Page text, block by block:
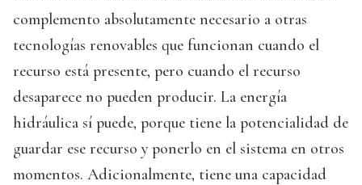
complemento absolutamente necesario a otras
tecnologías renovables que funcionan cuando el
recurso está presente, pero cuando el recurso
desaparece no pueden producir. La energía
hidráulica sí puede, porque tiene la potencialidad de
guardar ese recurso y ponerlo en el sistema en otros
momentos. Adicionalmente, tiene una capacidad